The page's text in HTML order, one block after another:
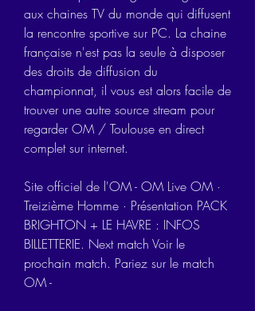
aux chaines TV du monde qui diffusent
la rencontre sportive sur PC. La chaine
française n'est pas la seule à disposer
des droits de diffusion du
championnat, il vous est alors facile de
trouver une autre source stream pour
regarder OM / Toulouse en direct
complet sur internet.
Site officiel de l'OM - OM Live OM ·
Treizième Homme · Présentation PACK
BRIGHTON + LE HAVRE : INFOS
BILLETTERIE. Next match Voir le
prochain match. Pariez sur le match
OM -